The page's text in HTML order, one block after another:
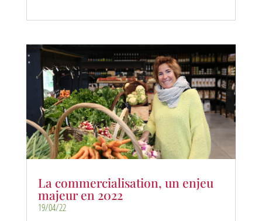
La commercialisation, un enjeu
majeur en 2022
19/04/22